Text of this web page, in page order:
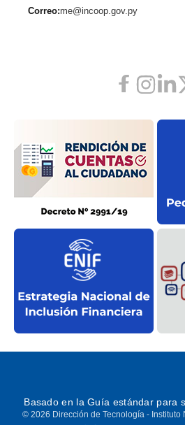
Correo:me@incoop.gov.py
Basado en laGuía estándar para
© 2026 Dirección de Tecnología - Instituto